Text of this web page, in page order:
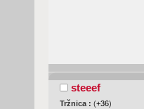
steeef
Tržnica : (+36)